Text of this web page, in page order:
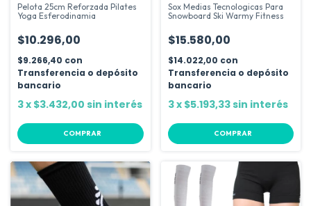
Pelota 25cm Reforzada Pilates
Yoga Esferodinamia
$10.296,00
$9.266,40 con
Transferencia o depósito
bancario
3x $3.432,00 sin interés
COMPRAR
Sox Medias Tecnologicas Para
Snowboard Ski Warmy Fitness
$15.580,00
$14.022,00 con
Transferencia o depósito
bancario
3x $5.193,33sin interés
COMPRAR